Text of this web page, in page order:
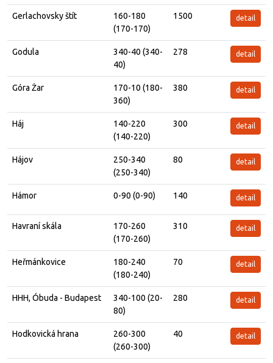
Gerlachovsky štít
160-180
(170-170)
1500 detail
Godula
340-40 (340-
40)
278 detail
Góra Żar
170-10 (180-
360)
380 detail
Háj
140-220
(140-220)
300 detail
Hájov
250-340
(250-340)
80 detail
Hámor 0-90 (0-90) 140 detail
Havraní skála
170-260
(170-260)
310 detail
Heřmánkovice
180-240
(180-240)
70 detail
HHH, Óbuda - Budapest
340-100 (20-
80)
280 detail
Hodkovická hrana
260-300
(260-300)
40 detail